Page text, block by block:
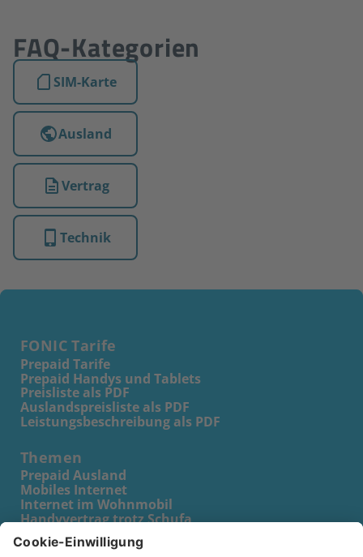
FAQ-Kategorien
SIM-Karte
Ausland
Vertrag
Technik
FONIC Tarife
Prepaid Tarife
Prepaid Handys und Tablets
Preisliste als PDF
Auslandspreisliste als PDF
Leistungsbeschreibung als PDF
Themen
Prepaid Ausland
Mobiles Internet
Internet im Wohnmobil
Handyvertrag trotz Schufa
Prepaid Karte für Kinder
Prepaid Karte für Schüler